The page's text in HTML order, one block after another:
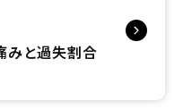
みと過失割合